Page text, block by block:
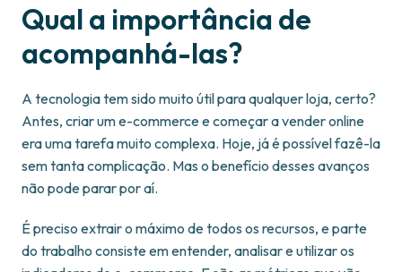
Qual a importância de
acompanhá-las?
A tecnologia tem sido muito útil para qualquer loja, certo?
Antes, criar um e-commerce e começar a vender online
era uma tarefa muito complexa. Hoje, já é possível fazê-la
sem tanta complicação. Mas o benefício desses avanços
não pode parar por aí.
É preciso extrair o máximo de todos os recursos, e parte
do trabalho consiste em entender, analisar e utilizar os